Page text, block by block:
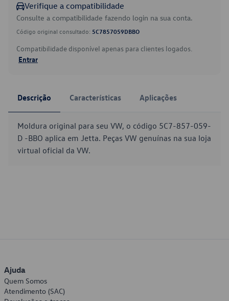
Verifique a compatibilidade
Consulte a compatibilidade fazendo login na sua conta.
Código original consultado: 5C7857059DBBO
Compatibilidade disponível apenas para clientes logados.
Entrar
Descrição Características Aplicações
Moldura original para seu VW, o código 5C7-857-059-
D -BBO aplica em Jetta. Peças VW genuínas na sua loja
virtual oficial da VW.
Ajuda
Quem Somos
Atendimento (SAC)